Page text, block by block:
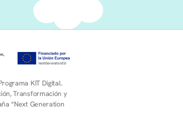
KIT Digital.
Transformación y
“Next Generation